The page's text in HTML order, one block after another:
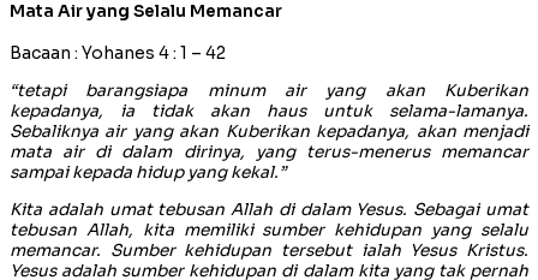
Mata Air yang Selalu Memancar
Bacaan : Yohanes 4 : 1 – 42
“tetapi barangsiapa minum air yang akan Kuberikan
kepadanya, ia tidak akan haus untuk selama-lamanya.
Sebaliknya air yang akan Kuberikan kepadanya, akan menjadi
mata air di dalam dirinya, yang terus-menerus memancar
sampai kepada hidup yang kekal.”
Kita adalah umat tebusan Allah di dalam Yesus. Sebagai umat
tebusan Allah, kita memiliki sumber kehidupan yang selalu
memancar. Sumber kehidupan tersebut ialah Yesus Kristus.
Yesus adalah sumber kehidupan di dalam kita yang tak pernah